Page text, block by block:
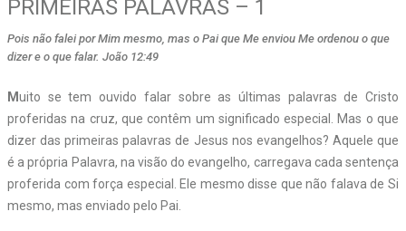
PRIMEIRAS PALAVRAS – 1
Pois não falei por Mim mesmo, mas o Pai que Me enviou Me ordenou o que
dizer e o que falar. João 12:49
Muito se tem ouvido falar sobre as últimas palavras de Cristo
proferidas na cruz, que contêm um significado especial. Mas o que
dizer das primeiras palavras de Jesus nos evangelhos? Aquele que
é a própria Palavra, na visão do evangelho, carregava cada sentença
proferida com força especial. Ele mesmo disse que não falava de Si
mesmo, mas enviado pelo Pai.